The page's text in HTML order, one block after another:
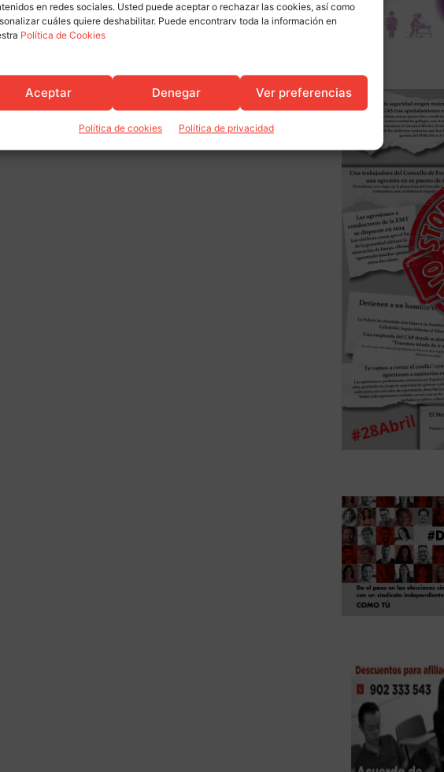
en redes sociales. Usted puede aceptar o rechazar las cookies, así como
cuáles quiere deshabilitar. Puede encontrarv toda la información en
Política de Cookies
Aceptar Denegar Ver preferencias
Política de cookies Política de privacidad